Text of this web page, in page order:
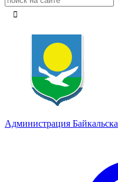
Администрация Байкальска